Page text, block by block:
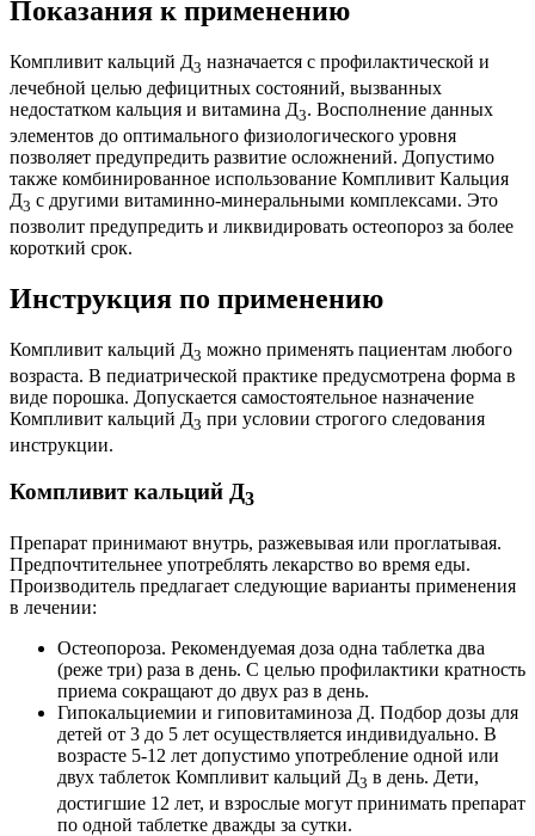
Показания к применению
Компливит кальций Д3 назначается с профилактической и
лечебной целью дефицитных состояний, вызванных
недостатком кальция и витамина Д3. Восполнение данных
элементов до оптимального физиологического уровня
позволяет предупредить развитие осложнений. Допустимо
также комбинированное использование Компливит Кальция
Д3 с другими витаминно-минеральными комплексами. Это
позволит предупредить и ликвидировать остеопороз за более
короткий срок.
Инструкция по применению
Компливит кальций Д3 можно применять пациентам любого
возраста. В педиатрической практике предусмотрена форма в
виде порошка. Допускается самостоятельное назначение
Компливит кальций Д3 при условии строгого следования
инструкции.
Компливит кальций Д3
Препарат принимают внутрь, разжевывая или проглатывая.
Предпочтительнее употреблять лекарство во время еды.
Производитель предлагает следующие варианты применения
в лечении:
Остеопороза. Рекомендуемая доза одна таблетка два
(реже три) раза в день. С целью профилактики кратность
приема сокращают до двух раз в день.
Гипокальциемии и гиповитаминоза Д. Подбор дозы для
детей от 3 до 5 лет осуществляется индивидуально. В
возрасте 5-12 лет допустимо употребление одной или
двух таблеток Компливит кальций Д3 в день. Дети,
достигшие 12 лет, и взрослые могут принимать препарат
по одной таблетке дважды за сутки.